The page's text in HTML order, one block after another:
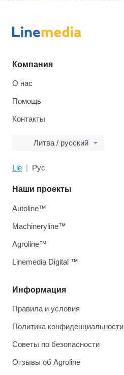
Компания
О нас
Помощь
Контакты
Литва / русский
Lie Рус
Информация
Правила и условия
Политика конфиденциальности
Советы по безопасности
Отзывы об Agroline
Наши проекты
Autoline™
Machineryline™
Agroline™
Linemedia Digital ™